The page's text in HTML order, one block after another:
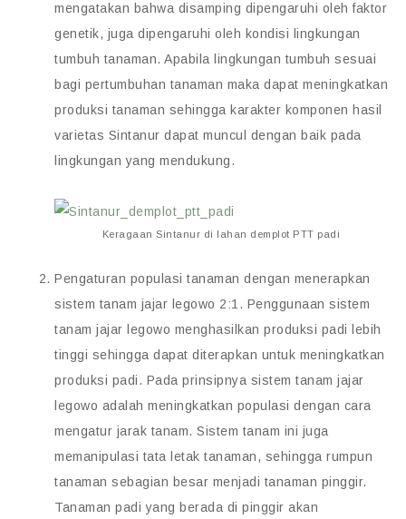
mengatakan bahwa disamping dipengaruhi oleh faktor
genetik, juga dipengaruhi oleh kondisi lingkungan
tumbuh tanaman. Apabila lingkungan tumbuh sesuai
bagi pertumbuhan tanaman maka dapat meningkatkan
produksi tanaman sehingga karakter komponen hasil
varietas Sintanur dapat muncul dengan baik pada
lingkungan yang mendukung.
Keragaan Sintanur di lahan demplot PTT padi
Pengaturan populasi tanaman dengan menerapkan
sistem tanam jajar legowo 2:1. Penggunaan sistem
tanam jajar legowo menghasilkan produksi padi lebih
tinggi sehingga dapat diterapkan untuk meningkatkan
produksi padi. Pada prinsipnya sistem tanam jajar
legowo adalah meningkatkan populasi dengan cara
mengatur jarak tanam. Sistem tanam ini juga
memanipulasi tata letak tanaman, sehingga rumpun
tanaman sebagian besar menjadi tanaman pinggir.
Tanaman padi yang berada di pinggir akan